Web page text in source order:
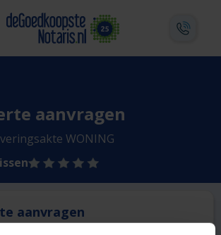
aanvragen
WONING
aanvragen